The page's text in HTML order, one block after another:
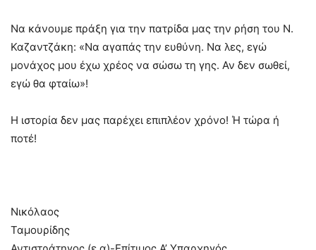
Να κάνουμε πράξη για την πατρίδα μας την ρήση του Ν.
Καζαντζάκη: «Να αγαπάς την ευθύνη. Να λες, εγώ
μονάχος μου έχω χρέος να σώσω τη γης. Αν δεν σωθεί,
εγώ θα φταίω»!
Η ιστορία δεν μας παρέχει επιπλέον χρόνο! Ή τώρα ή
ποτέ!
Νικόλαος
Ταμουρίδης